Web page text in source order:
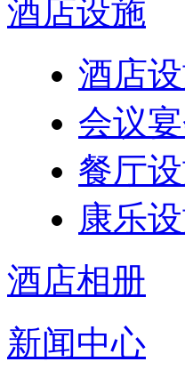
酒店设施
酒店
会议
餐厅
康乐
酒店相册
新闻中心